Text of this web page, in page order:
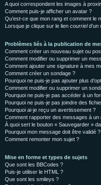
A quoi correspondent les images à
Comment puis-je afficher un avatar ?
Qu’est-ce que mon rang et comment le
Lorsque je clique sur le lien courrield’un
Problèmes liés à la publication de
Comment créer un nouveau sujet ou
Comment modifier ou supprimer un
Comment ajouter une signature à mes
Comment créer un sondage ?
Pourquoi ne puis-je pas ajouter plus
Comment modifier ou supprimer un
Pourquoi ne puis-je pas accéder à un
Pourquoi ne puis-je pas joindre des
Pourquoi ai-je reçu un avertissement ?
Comment rapporter des messages à un
À quoi sert le bouton « Sauvegarder »
Pourquoi mon message doit être validé ?
Comment remonter mon sujet ?
Mise en forme et types de sujets
Que sont les BBCodes ?
Puis-je utiliser le HTML ?
Que sont les smileys ?